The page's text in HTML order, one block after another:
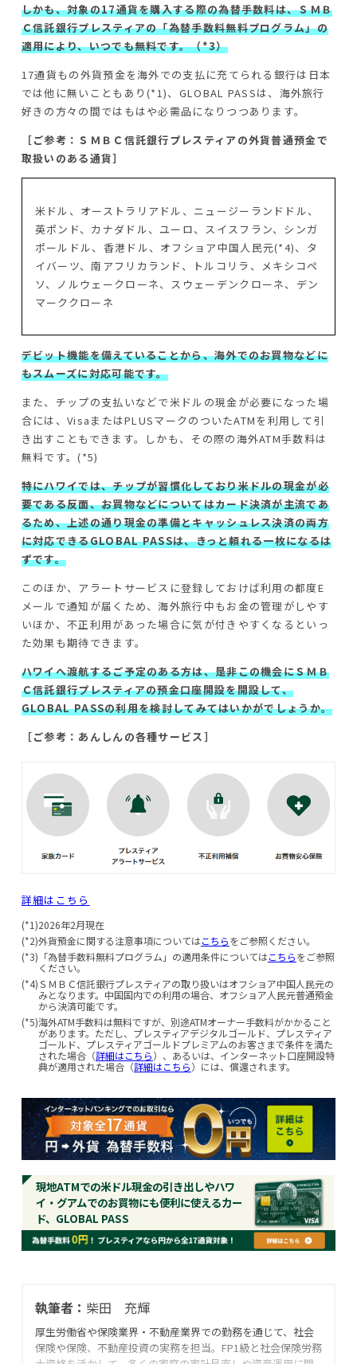
しかも、対象の17通貨を購入する際の為替手数料は、ＳＭＢ
Ｃ信託銀行プレスティアの「為替手数料無料プログラム」の
適用により、いつでも無料です。（*3）
17通貨もの外貨預金を海外での支払に充てられる銀行は日本
では他に無いこともあり(*1)、GLOBAL PASSは、海外旅行
好きの方々の間ではもはや必需品になりつつあります。
［ご参考：ＳＭＢＣ信託銀行プレスティアの外貨普通預金で
取扱いのある通貨］
米ドル、オーストラリアドル、ニュージーランドドル、
英ポンド、カナダドル、ユーロ、スイスフラン、シンガ
ポールドル、香港ドル、オフショア中国人民元(*4)、タ
イバーツ、南アフリカランド、トルコリラ、メキシコペ
ソ、ノルウェークローネ、スウェーデンクローネ、デン
マーククローネ
デビット機能を備えていることから、海外でのお買物などに
もスムーズに対応可能です。
また、チップの支払いなどで米ドルの現金が必要になった場
合には、VisaまたはPLUSマークのついたATMを利用して引
き出すこともできます。しかも、その際の海外ATM手数料は
無料です。(*5)
特にハワイでは、チップが習慣化しており米ドルの現金が必
要である反面、お買物などについてはカード決済が主流であ
るため、上述の通り現金の準備とキャッシュレス決済の両方
に対応できるGLOBAL PASSは、きっと頼れる一枚になるは
ずです。
このほか、アラートサービスに登録しておけば利用の都度E
メールで通知が届くため、海外旅行中もお金の管理がしやす
いほか、不正利用があった場合に気が付きやすくなるといっ
た効果も期待できます。
ハワイへ渡航するご予定のある方は、是非この機会にＳＭＢ
Ｃ信託銀行プレスティアの預金口座開設を開設して、
GLOBAL PASSの利用を検討してみてはいかがでしょうか。
［ご参考：あんしんの各種サービス］
詳細はこちら
(*1)2026年2月現在
(*2)外貨預金に関する注意事項についてはこちらをご参照ください。
(*3) 「為替手数料無料プログラム」の適用条件についてはこちらをご参照
ください。
(*4)ＳＭＢＣ信託銀行プレスティアの取り扱いはオフショア中国人民元の
みとなります。中国国内での利用の場合、オフショア人民元普通預金
から決済可能です。
(*5)海外ATM手数料は無料ですが、別途ATMオーナー手数料がかかること
があります。ただし、プレスティアデジタルゴールド、プレスティア
ゴールド、プレスティアゴールドプレミアムのお客さまで条件を満た
された場合（詳細はこちら）、あるいは、インターネット口座開設特
典が適用された場合（詳細はこちら）には、償還されます。
現地ATMでの米ドル現金の引き出しやハワ
イ・グアムでのお買物にも便利に使えるカー
ド、GLOBAL PASS
執筆者： 柴田 充輝
厚生労働省や保険業界・不動産業界での勤務を通じて、社会
保険や保険、不動産投資の実務を担当。FP1級と社会保険労務